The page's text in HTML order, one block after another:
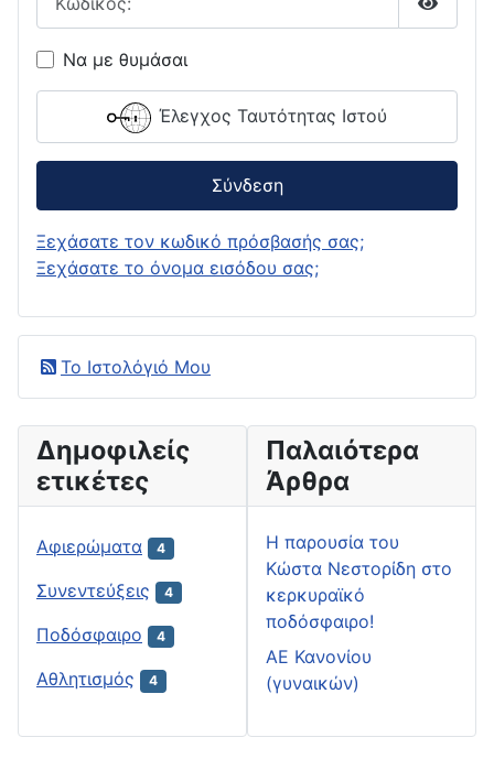
Να με θυμάσαι
Έλεγχος Ταυτότητας Ιστού
Σύνδεση
Ξεχάσατε τον κωδικό πρόσβασής σας;
Ξεχάσατε το όνομα εισόδου σας;
Το Ιστολόγιό Μου
Δημοφιλείς
ετικέτες
Αφιερώματα 4
Συνεντεύξεις 4
Ποδόσφαιρο 4
Αθλητισμός 4
Παλαιότερα
Άρθρα
H παρουσία του
Κώστα Νεστορίδη στο
κερκυραϊκό
ποδόσφαιρο!
ΑΕ Κανονίου
(γυναικών)